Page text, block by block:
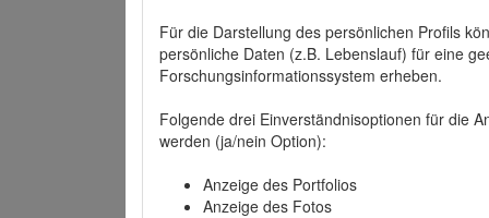
Für die Darstellung des persönlichen Profils
persönliche Daten (z.B. Lebenslauf) für eine
Forschungsinformationssystem erheben.
Folgende drei Einverständnisoptionen für die
werden (ja/nein Option):
Anzeige des Portfolios
Anzeige des Fotos